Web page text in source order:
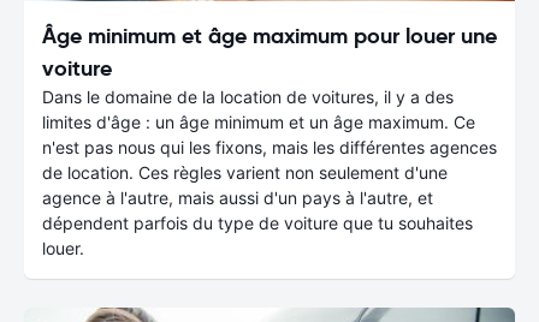
Âge minimum et âge maximum pour louer une
voiture
Dans le domaine de la location de voitures, il y a des
limites d'âge : un âge minimum et un âge maximum. Ce
n'est pas nous qui les fixons, mais les différentes agences
de location. Ces règles varient non seulement d'une
agence à l'autre, mais aussi d'un pays à l'autre, et
dépendent parfois du type de voiture que tu souhaites
louer.